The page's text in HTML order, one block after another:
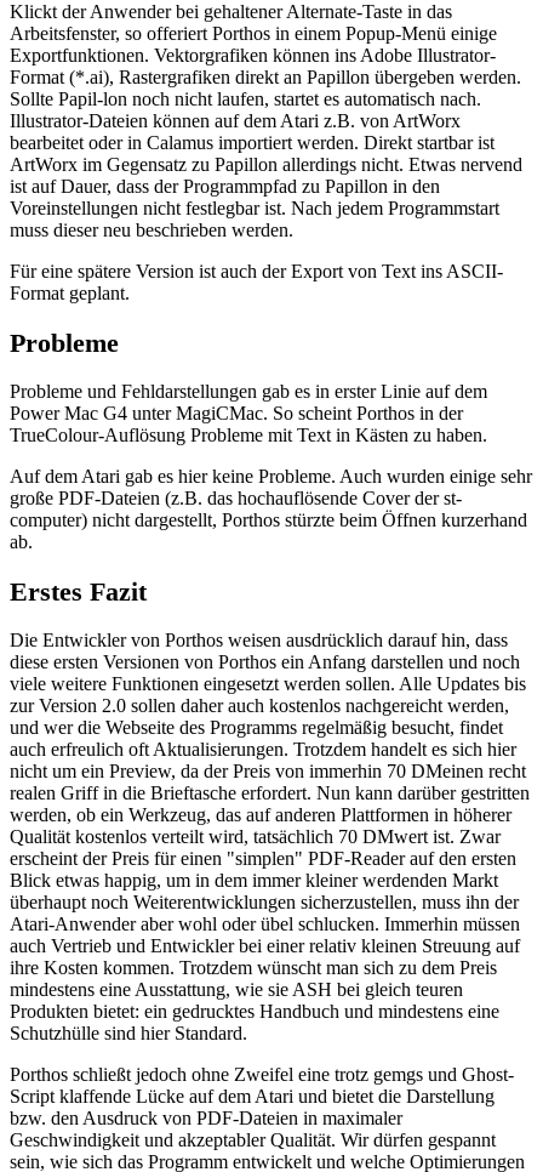
Klickt der Anwender bei gehaltener Alternate-Taste in das
Arbeitsfenster, so offeriert Porthos in einem Popup-Menü einige
Exportfunktionen. Vektorgrafiken können ins Adobe Illustrator-
Format (*.ai), Rastergrafiken direkt an Papillon übergeben werden.
Sollte Papil-lon noch nicht laufen, startet es automatisch nach.
Illustrator-Dateien können auf dem Atari z.B. von ArtWorx
bearbeitet oder in Calamus importiert werden. Direkt startbar ist
ArtWorx im Gegensatz zu Papillon allerdings nicht. Etwas nervend
ist auf Dauer, dass der Programmpfad zu Papillon in den
Voreinstellungen nicht festlegbar ist. Nach jedem Programmstart
muss dieser neu beschrieben werden.
Für eine spätere Version ist auch der Export von Text ins ASCII-
Format geplant.
Probleme
Probleme und Fehldarstellungen gab es in erster Linie auf dem
Power Mac G4 unter MagiCMac. So scheint Porthos in der
TrueColour-Auflösung Probleme mit Text in Kästen zu haben.
Auf dem Atari gab es hier keine Probleme. Auch wurden einige sehr
große PDF-Dateien (z.B. das hochauflösende Cover der st-
computer) nicht dargestellt, Porthos stürzte beim Öffnen kurzerhand
ab.
Erstes Fazit
Die Entwickler von Porthos weisen ausdrücklich darauf hin, dass
diese ersten Versionen von Porthos ein Anfang darstellen und noch
viele weitere Funktionen eingesetzt werden sollen. Alle Updates bis
zur Version 2.0 sollen daher auch kostenlos nachgereicht werden,
und wer die Webseite des Programms regelmäßig besucht, findet
auch erfreulich oft Aktualisierungen. Trotzdem handelt es sich hier
nicht um ein Preview, da der Preis von immerhin 70 DMeinen recht
realen Griff in die Brieftasche erfordert. Nun kann darüber gestritten
werden, ob ein Werkzeug, das auf anderen Plattformen in höherer
Qualität kostenlos verteilt wird, tatsächlich 70 DMwert ist. Zwar
erscheint der Preis für einen "simplen" PDF-Reader auf den ersten
Blick etwas happig, um in dem immer kleiner werdenden Markt
überhaupt noch Weiterentwicklungen sicherzustellen, muss ihn der
Atari-Anwender aber wohl oder übel schlucken. Immerhin müssen
auch Vertrieb und Entwickler bei einer relativ kleinen Streuung auf
ihre Kosten kommen. Trotzdem wünscht man sich zu dem Preis
mindestens eine Ausstattung, wie sie ASH bei gleich teuren
Produkten bietet: ein gedrucktes Handbuch und mindestens eine
Schutzhülle sind hier Standard.
Porthos schließt jedoch ohne Zweifel eine trotz gemgs und Ghost-
Script klaffende Lücke auf dem Atari und bietet die Darstellung
bzw. den Ausdruck von PDF-Dateien in maximaler
Geschwindigkeit und akzeptabler Qualität. Wir dürfen gespannt
sein, wie sich das Programm entwickelt und welche Optimierungen